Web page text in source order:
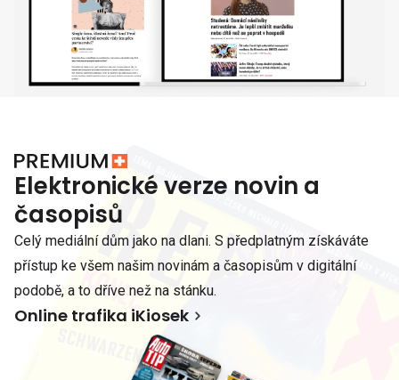
Elektronické verze novin a
časopisů
Celý mediální dům jako na dlani. S předplatným získáváte
přístup ke všem našim novinám a časopisům v digitální
podobě, a to dříve než na stánku.
Online trafika iKiosek